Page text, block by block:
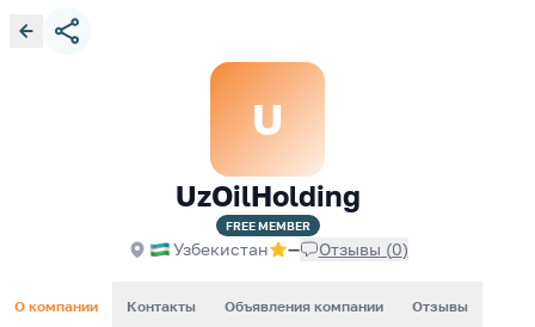
U
UzOilHolding
FREEMEMBER
Узбекистан — Отзывы (0)
О компании Контакты Объявления компании Отзывы